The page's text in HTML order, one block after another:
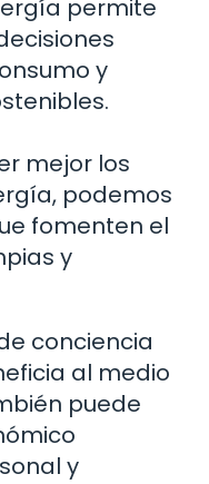
permite
y
mejor los
podemos
fomenten el
y
conciencia
al medio
puede
y